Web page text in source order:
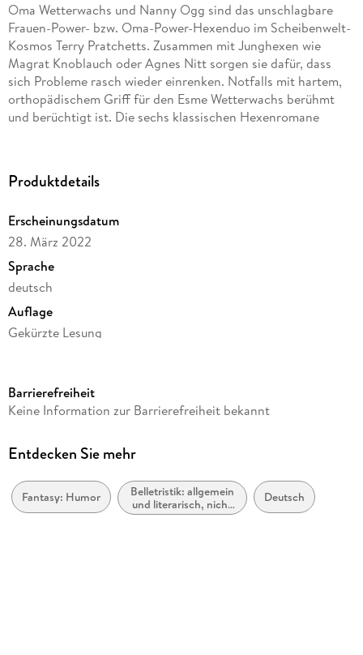
Oma Wetterwachs und Nanny Ogg sind das unschlagbare
Frauen-Power- bzw. Oma-Power-Hexenduo im Scheibenwelt-
Kosmos Terry Pratchetts. Zusammen mit Junghexen wie
Magrat Knoblauch oder Agnes Nitt sorgen sie dafür, dass
sich Probleme rasch wieder einrenken. Notfalls mit hartem,
orthopädischem Griff für den Esme Wetterwachs berühmt
und berüchtigt ist. Die sechs klassischen Hexenromane
6 MP3-CDs, ca. 41h 40min
Produktdetails
Erscheinungsdatum
28. März 2022
Sprache
deutsch
Auflage
Gekürzte Lesung
Laufzeit
Autor/Autorin
Sprecher/Sprecherin
Katharina Thalbach
Barrierefreiheit
Keine Information zur Barrierefreiheit bekannt
Entdecken Sie mehr
Fantasy: Humor
Belletristik: allgemein
und literarisch, nicht
nach Genre
Deutsch